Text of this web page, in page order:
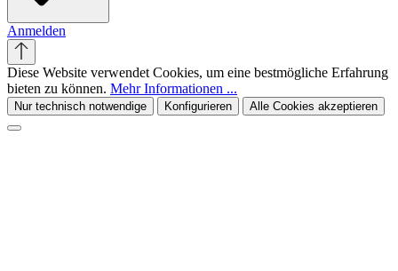
Anmelden
Diese Website verwendet Cookies, um eine bestmögliche Erfahrung
bieten zu können. Mehr Informationen ...
Nur technisch notwendige Konfigurieren Alle Cookies akzeptieren